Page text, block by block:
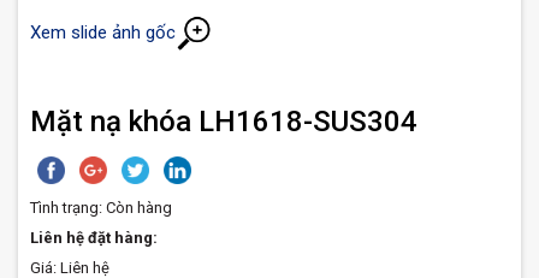
Xem slide ảnh gốc
Mặt nạ khóa LH1618-SUS304
Tình trạng: Còn hàng
Liên hệ đặt hàng:
Giá: Liên hệ